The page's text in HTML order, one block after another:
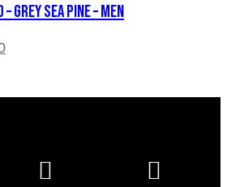
GREY SEA PINE – MEN